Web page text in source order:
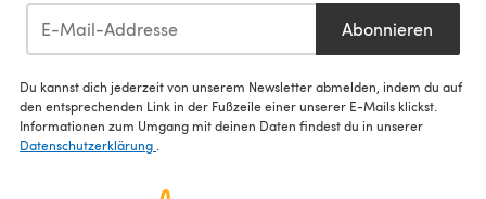
Abonnieren
Du kannst dich jederzeit von unserem Newsletter abmelden, indem du auf
den entsprechenden Link in der Fußzeile einer unserer E-Mails klickst.
Informationen zum Umgang mit deinen Daten findest du in unserer
Datenschutzerklärung